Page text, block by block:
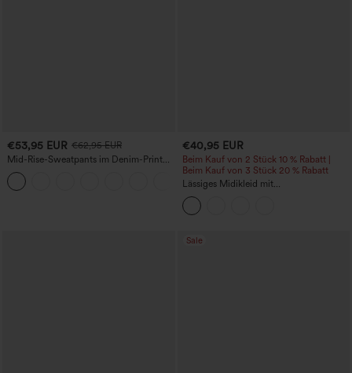
€53,95 EUR €62,95 EUR
Mid-Rise-Sweatpants im Denim-Print
aus French Terry, lässig, mit Taschen
€40,95 EUR
Beim Kauf von 2 Stück 10 % Rabatt |
Beim Kauf von 3 Stück 20 % Rabatt
Lässiges Midikleid mit
Rundhalsausschnitt, integriertem BH,
ärmellos und Rüschensaum
Sale